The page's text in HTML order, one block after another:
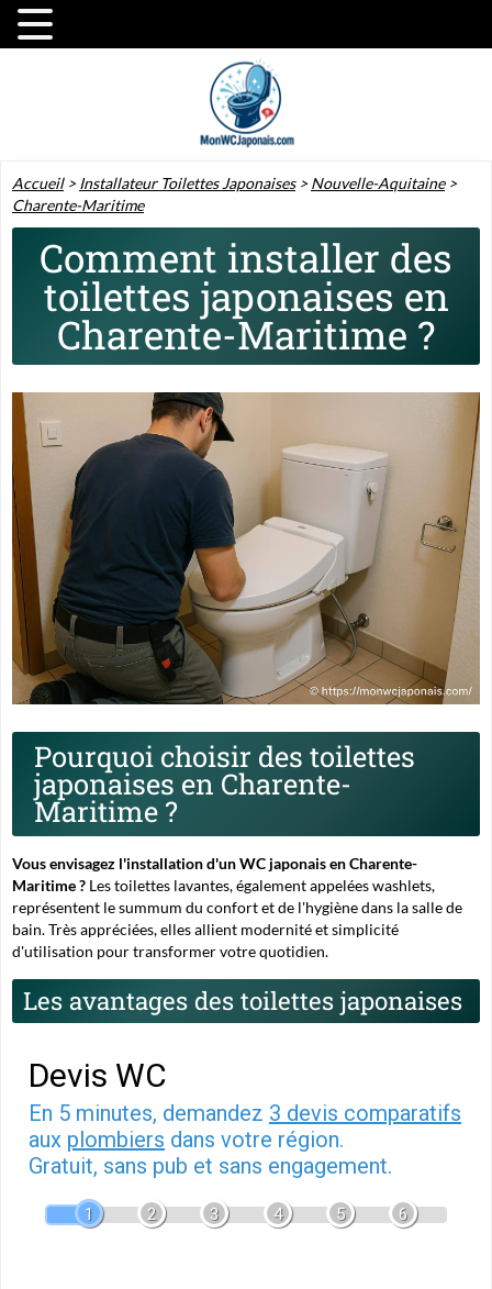
Accueil>Installateur Toilettes Japonaises>Nouvelle-Aquitaine>
Charente-Maritime
Comment installer des
toilettes japonaises en
Charente-Maritime ?
Pourquoi choisir des toilettes
japonaises en Charente-
Maritime ?
Vous envisagez l'installation d'un WC japonais en Charente-
Maritime ? Lestoilettes lavantes, également appelées washlets,
représentent le summum du confort et de l'hygiène dans la salle de
bain. Très appréciées, elles allient modernité et simplicité
d'utilisation pour transformer votre quotidien.
Les avantages des toilettes japonaises
Devis WC
En 5 minutes, demandez 3 devis comparatifs
aux plombiers dans votre région.
Gratuit, sans pub et sans engagement.
1 2 3 4 5 6